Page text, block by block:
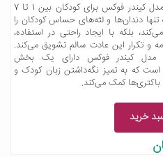
مسواک کودک مدل کیندر فوکس برای کودکان بین 1 تا 7
دندان‌ها و لثه‌های حساس کودکان را
بلکه با ایجاد راحتی در استفاده،
و تکرار این عادت سالم تشویق می‌کند.
مدل کیندر فوکس دارای یک بخش
که به تمیز نگه‌داشتن زبان کودک و
باکتری‌ها کمک می‌کند.
خرید